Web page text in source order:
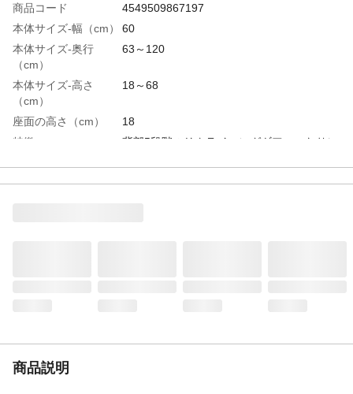
商品コード
4549509867197
本体サイズ-幅（cm）
60
本体サイズ-奥行
（cm）
63～120
本体サイズ-高さ
（cm）
18～68
座面の高さ（cm）
18
特徴
背部5段階のリクライニングギア。へたりに
商品説明